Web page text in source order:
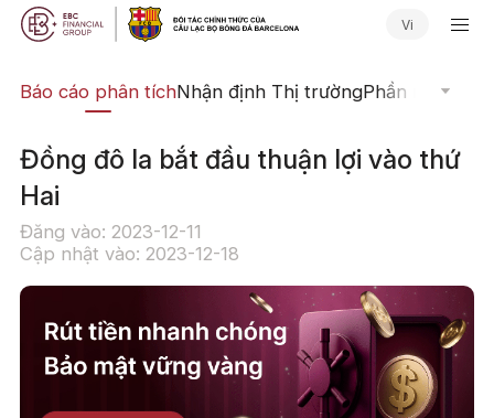
Vi
Báo cáo phân tíchNhận định Thị trườngPhần mềm
Đồng đô la bắt đầu thuận lợi vào thứ
Hai
Đăng vào: 2023-12-11
Cập nhật vào: 2023-12-18